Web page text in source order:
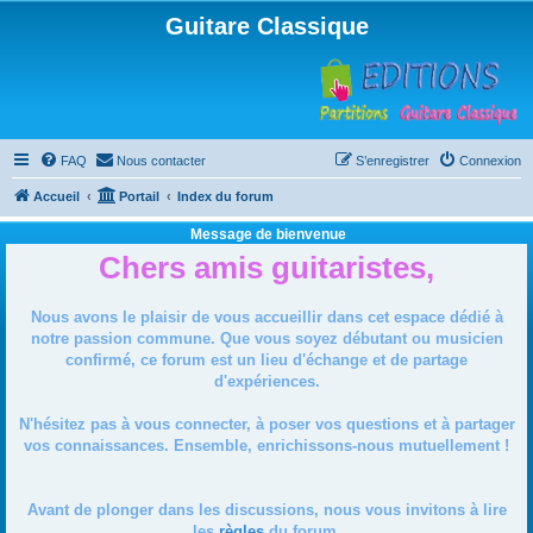
Guitare Classique
FAQ Nous contacter Connexion
S’enregistrer
Accueil Portail Index du forum
Message de bienvenue
Chers amis guitaristes,
Nous avons le plaisir de vous accueillir dans cet espace dédié à
notre passion commune. Que vous soyez débutant ou musicien
confirmé, ce forum est un lieu d'échange et de partage
d'expériences.
N'hésitez pas à vous connecter, à poser vos questions et à partager
vos connaissances. Ensemble, enrichissons-nous mutuellement !
Avant de plonger dans les discussions, nous vous invitons à lire